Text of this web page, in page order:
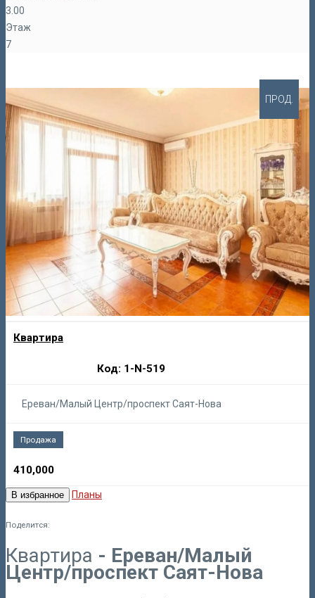
3.00
Этаж
7
ПРОД.
Квартира
Код: 1-N-519
Ереван/Малый Центр/проспект Саят-Нова
Продажа
410,000
В избранное Планы
Поделится:
Квартира - Ереван/Малый
Центр/проспект Саят-Нова